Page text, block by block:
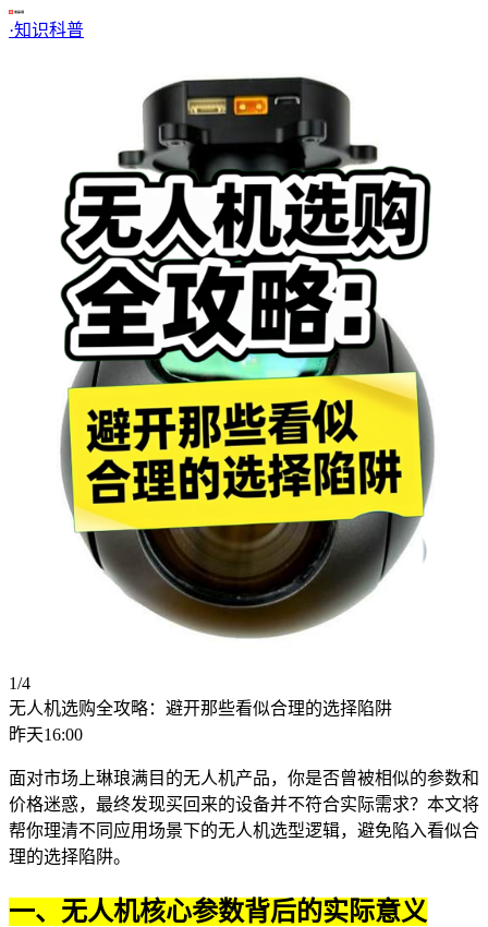
·知识科普
1/4
无人机选购全攻略：避开那些看似合理的选择陷阱
昨天16:00
面对市场上琳琅满目的无人机产品，你是否曾被相似的参数和
价格迷惑，最终发现买回来的设备并不符合实际需求？本文将
帮你理清不同应用场景下的无人机选型逻辑，避免陷入看似合
理的选择陷阱。
一、无人机核心参数背后的实际意义